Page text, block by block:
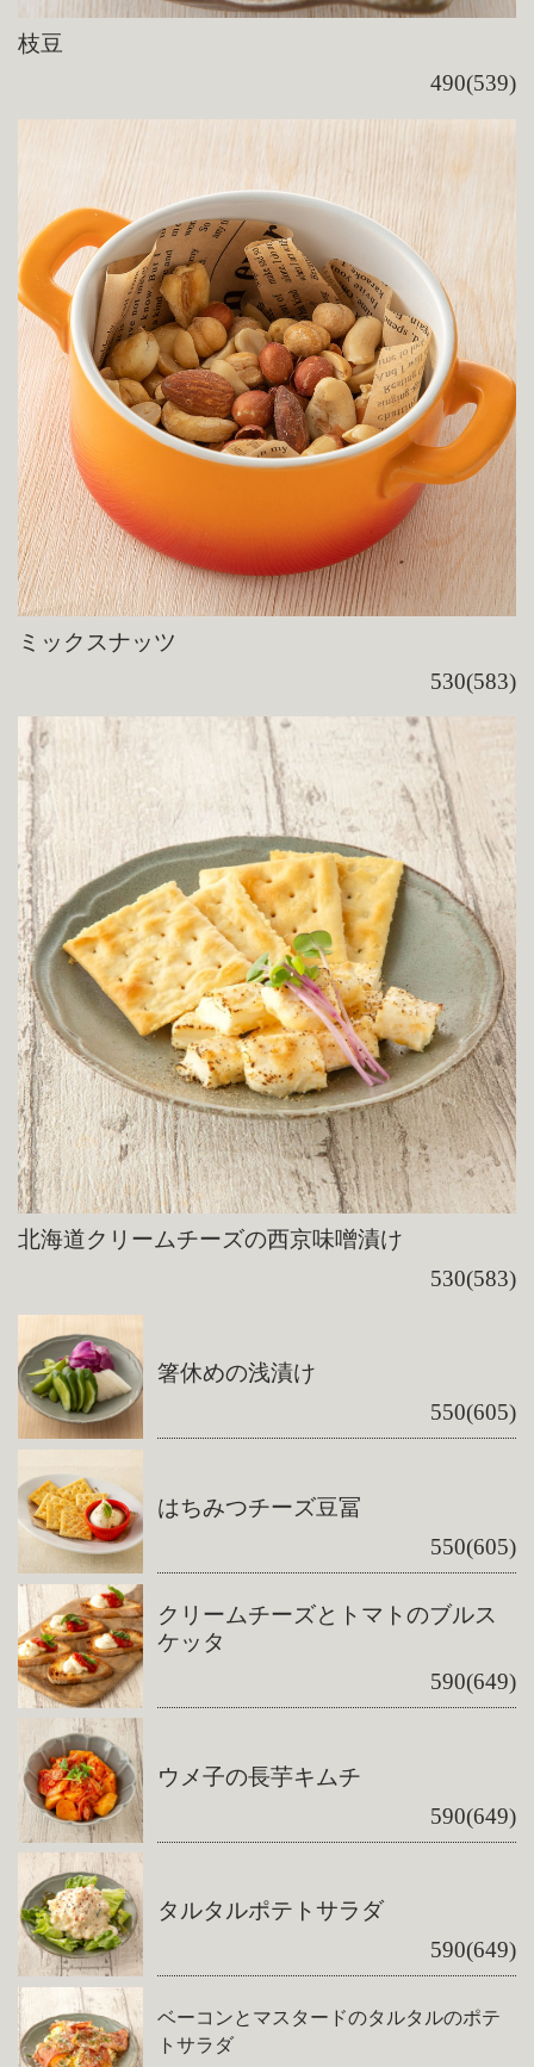
枝豆
490(539)
ミックスナッツ
530(583)
北海道クリームチーズの西京味噌漬け
530(583)
箸休めの浅漬け
550(605)
はちみつチーズ豆冨
550(605)
クリームチーズとトマトのブルス
ケッタ
590(649)
ウメ子の長芋キムチ
590(649)
タルタルポテトサラダ
590(649)
ベーコンとマスタードのタルタルのポテ
トサラダ